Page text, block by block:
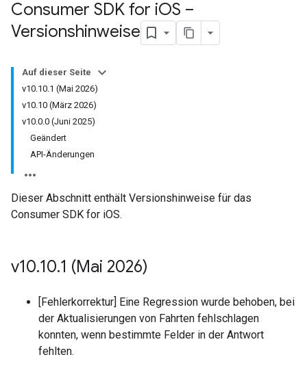
Consumer SDK for iOS –
Versionshinweise
Auf dieser Seite
v10.10.1 (Mai 2026)
v10.10 (März 2026)
v10.0.0 (Juni 2025)
Geändert
API-Änderungen
Dieser Abschnitt enthält Versionshinweise für das
Consumer SDK for iOS.
v10.10.1 (Mai 2026)
[Fehlerkorrektur] Eine Regression wurde behoben, bei
der Aktualisierungen von Fahrten fehlschlagen
konnten, wenn bestimmte Felder in der Antwort
fehlten.